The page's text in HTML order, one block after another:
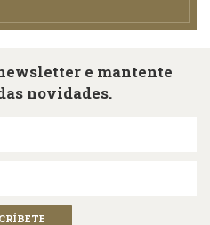
e mantente
novidades.